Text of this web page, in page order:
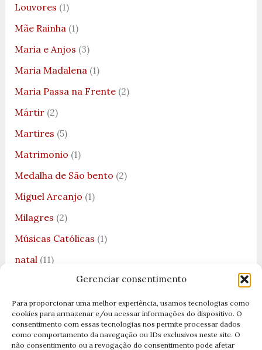
Gerenciar consentimento
Para proporcionar uma melhor experiência, usamos tecnologias como
cookies para armazenar e/ou acessar informações do dispositivo. O
consentimento com essas tecnologias nos permite processar dados
como comportamento da navegação ou IDs exclusivos neste site. O
não consentimento ou a revogação do consentimento pode afetar
Louvores (1)
Mãe Rainha (1)
Maria e Anjos (3)
Maria Madalena (1)
Maria Passa na Frente(2)
Mártir(2)
Martires (5)
Matrimonio (1)
Medalha de São bento (2)
Miguel Arcanjo (1)
Milagres (2)
Músicas Católicas (1)
natal (11)
Nossa Senhora(51)
Nossa Senhora Aparecida(19)
Nossa Senhora da Boa Viagem(2)